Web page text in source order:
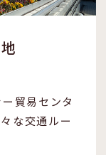
貿易センタ
な交通ルー